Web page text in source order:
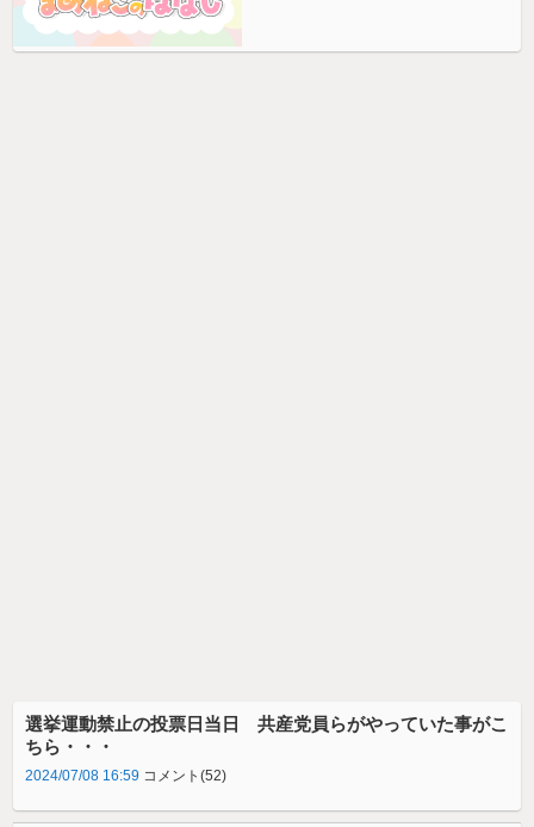
選挙運動禁止の投票日当日 共産党員らがやっていた事がこ
ちら・・・
2024/07/08 16:59 コメント(52)